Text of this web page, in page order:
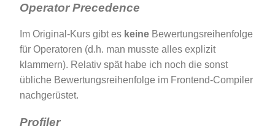
Operator Precedence
Im Original-Kurs gibt es keine Bewertungsreihenfolge
für Operatoren (d.h. man musste alles explizit
klammern). Relativ spät habe ich noch die sonst
übliche Bewertungsreihenfolge im Frontend-Compiler
nachgerüstet.
Profiler